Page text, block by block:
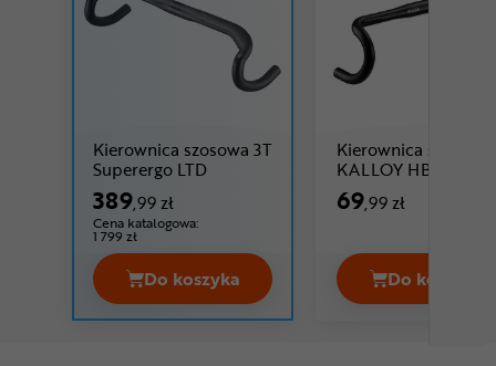
Kierownica szosowa 3T
Superergo LTD
389,99 zł
Cena katalogowa:
1 799 zł
Do koszyka
Kierownica szosowa 3T Superergo
Kierownica szosowa
KALLOY HBCR22
69,99 zł
Do koszyka